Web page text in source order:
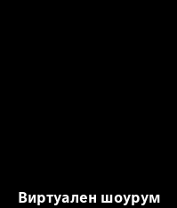
Виртуален шоурум